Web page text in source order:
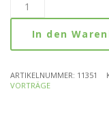
In den
ARTIKELNUMMER: 11351
VORTRÄGE